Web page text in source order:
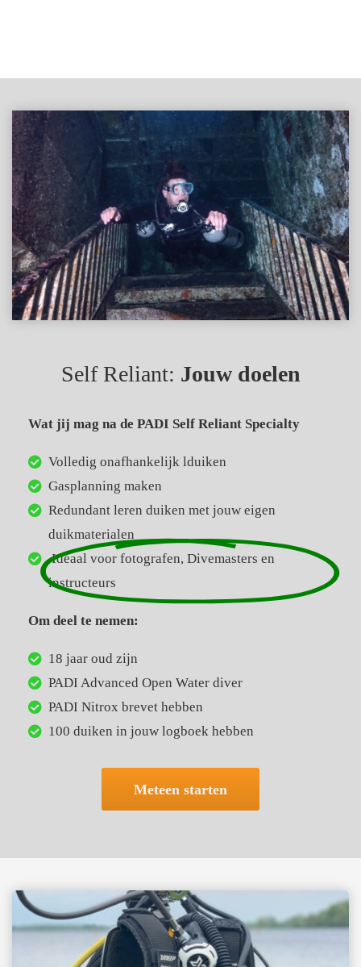
Self Reliant: Jouw doelen
Wat jij mag na de PADI Self Reliant Specialty
Volledig onafhankelijk lduiken
Gasplanning maken
Redundant leren duiken met jouw eigen
duikmaterialen
Ideaal voor fotografen, Divemasters en
instructeurs
Om deel te nemen:
18 jaar oud zijn
PADI Advanced Open Water diver
PADI Nitrox brevet hebben
100 duiken in jouw logboek hebben
Meteen starten